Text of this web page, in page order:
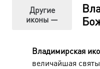
Другие
иконы —
Владимирская
величайшая